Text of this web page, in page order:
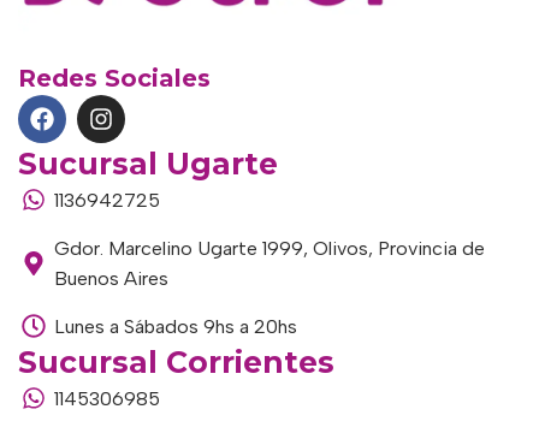
Redes Sociales
Sucursal Ugarte
1136942725
Gdor. Marcelino Ugarte 1999, Olivos, Provincia de
Buenos Aires
Lunes a Sábados 9hs a 20hs
Sucursal Corrientes
1145306985